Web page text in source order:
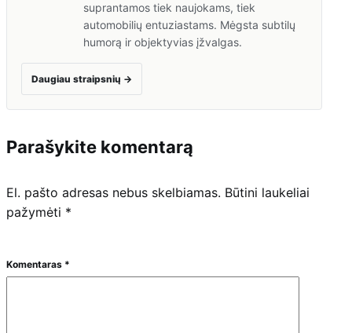
suprantamos tiek naujokams, tiek
automobilių entuziastams. Mėgsta subtilų
humorą ir objektyvias įžvalgas.
Daugiau straipsnių →
Parašykite komentarą
El. pašto adresas nebus skelbiamas. Būtini laukeliai
pažymėti *
Komentaras *